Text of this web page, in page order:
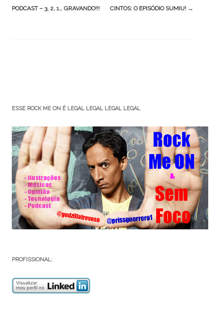
navigation
PODCAST – 3, 2, 1… GRAVANDO!!!
CINTOS: O EPISÓDIO SUMIU! →
ESSE ROCK ME ON É LEGAL LEGAL LEGAL LEGAL
PROFISSIONAL: